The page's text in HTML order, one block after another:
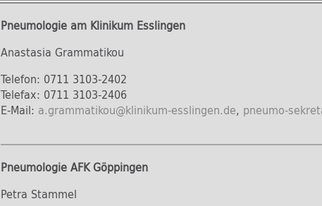
Pneumologie am Klinikum Esslingen
Anastasia Grammatikou
Telefon: 0711 3103-2402
Telefax: 0711 3103-2406
E-Mail: a.grammatikou@klinikum-esslingen.de, pneumo-
Pneumologie AFK Göppingen
Petra Stammel